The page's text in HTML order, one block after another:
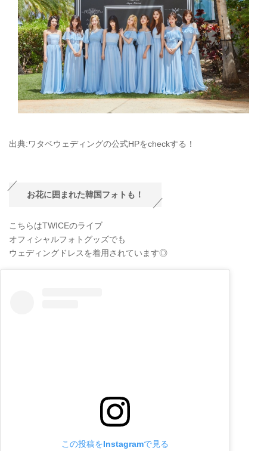
出典:ワタベウェディングの公式HPをcheckする！
お花に囲まれた韓国フォトも！
こちらはTWICEのライブ
オフィシャルフォトグッズでも
ウェディングドレスを着用されています◎
この投稿をInstagramで見る